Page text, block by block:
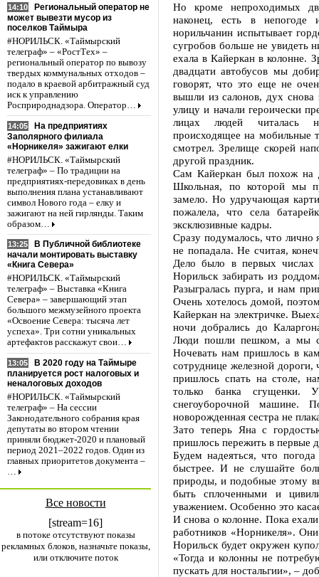
14:10
Региональный оператор не
может вывезти мусор из
поселков Таймыра
#НОРИЛЬСК. «Таймырский
телеграф» – «РостТех» –
региональный оператор по вывозу
твердых коммунальных отходов –
подало в краевой арбитражный суд
иск к управлению
Росприроднадзора. Оператор…
14:05
На предприятиях
Заполярного филиала
«Норникеля» зажигают елки
#НОРИЛЬСК. «Таймырский
телеграф» – По традиции на
предприятиях-передовиках в день
выполнения плана устанавливают
символ Нового года – елку и
зажигают на ней гирлянды. Таким
образом…
13:25
В Публичной библиотеке
начали монтировать выставку
«Книга Севера»
#НОРИЛЬСК. «Таймырский
телеграф» – Выставка «Книга
Севера» – завершающий этап
большого межмузейного проекта
«Освоение Севера: тысяча лет
успеха». Три сотни уникальных
артефактов расскажут свои…
13:05
В 2020 году на Таймыре
планируется рост налоговых и
неналоговых доходов
#НОРИЛЬСК. «Таймырский
телеграф» – На сессии
Законодательного собрания края
депутаты во втором чтении
приняли бюджет-2020 и плановый
период 2021–2022 годов. Один из
главных приоритетов документа –
…
Все новости
[stream=16]
в потоке отсутствуют показы
рекламных блоков, назначьте показы,
или отключите поток
Но кроме непроходимых
наконец, есть в
норильчанин испытывает
сугробов больше не увидеть
ехала в Кайеркан в колонне.
двадцати автобусов мы
говорят, что это еще не
вышли из салонов, дух снова
улицу и начали героически
лицах людей читалась
происходящее на мобильные
смотрел. Зрелище скорей
другой праздник.
Сам Кайеркан был похож на
Школьная, по которой мы
замело. Но удручающая
пожалела, что села
эксклюзивные кадры.
Сразу подумалось, что лично
не попадала. Не считая,
Дело было в первых
Норильск забирать из
Разыгралась пурга, и нам
Очень хотелось домой,
Кайеркан на электричке.
ночи добрались до
Люди пошли пешком, а мы с
Ночевать нам пришлось в
сотруднице железной
пришлось спать на столе,
только банка
снегоуборочной машине.
новорожденная сестра не
Зато теперь Яна с
пришлось пережить в первые
Будем надеяться, что
быстрее. И не слушайте
природы, и подобные этому
быть сплоченными и
уважением. Особенно это
И снова о колонне. Пока
работников «Норникеля».
Норильск будет окружен
«Тогда и колонны не
пускать для ностальгии», –